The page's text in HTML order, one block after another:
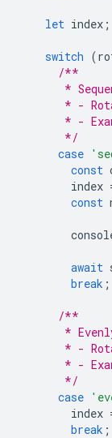
let index ;
switch (
/**
*
* -
* -
       */
case
const
index
const
await
break ;
/**
*
* -
* -
       */
case
index
break ;